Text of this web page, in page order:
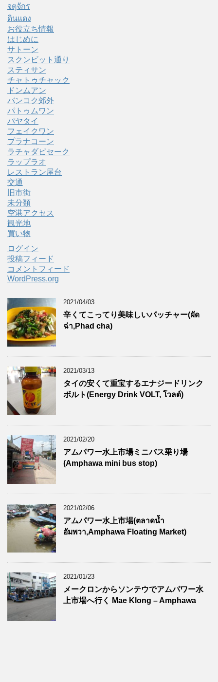
จตุจักร
ดินแดง
お役立ち情報
はじめに
サトーン
スクンビット通り
スティサン
チャトゥチャック
ドンムアン
バンコク郊外
パトゥムワン
パヤタイ
フェイクワン
プラナコーン
ラチャダピセーク
ラップラオ
レストラン屋台
交通
旧市街
未分類
空港アクセス
観光地
買い物
ログイン
投稿フィード
コメントフィード
WordPress.org
2021/04/03
辛くてこってり美味しいパッチャー(ผัด
ฉ่า,Phad cha)
2021/03/13
タイの安くて重宝するエナジードリンク
ボルト(Energy Drink VOLT, โวลต์)
2021/02/20
アムパワー水上市場ミニバス乗り場
(Amphawa mini bus stop)
2021/02/06
アムパワー水上市場(ตลาดน้ำ
อัมพวา,Amphawa Floating Market)
2021/01/23
メークロンからソンテウでアムパワー水
上市場へ行く Mae Klong – Amphawa